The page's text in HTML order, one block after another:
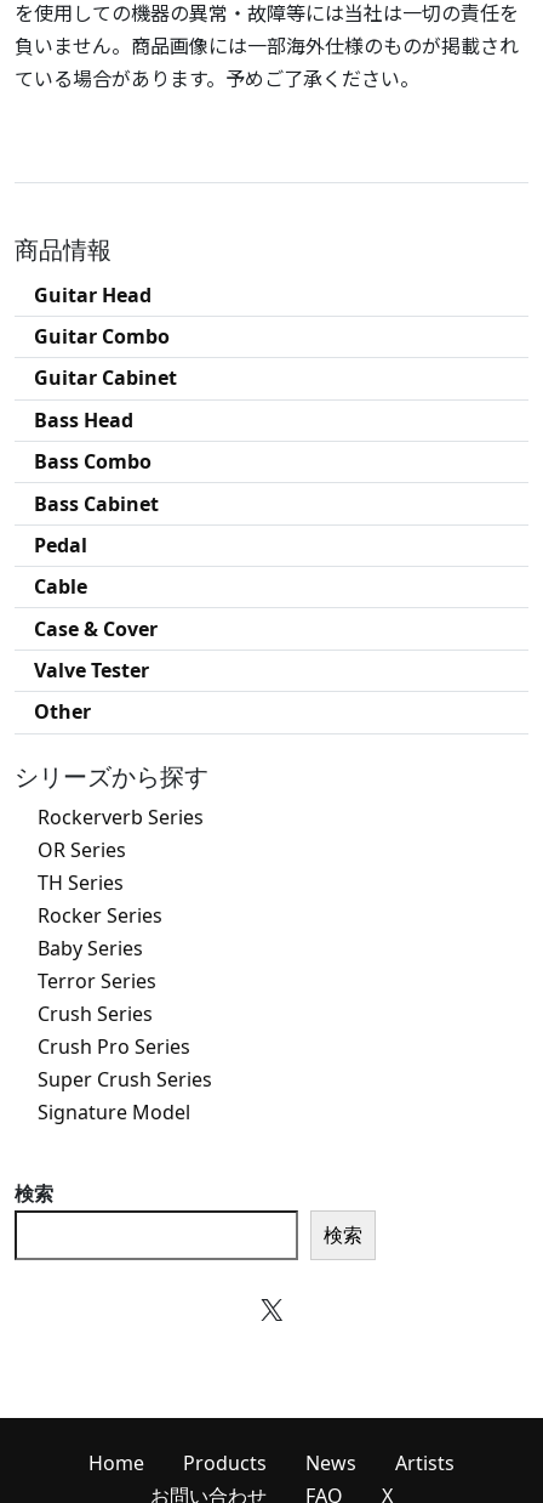
を使用しての機器の異常・故障等には当社は一切の責任を
負いません。商品画像には一部海外仕様のものが掲載され
ている場合があります。予めご了承ください。
商品情報
Guitar Head
Guitar Combo
Guitar Cabinet
Bass Head
Bass Combo
Bass Cabinet
Pedal
Cable
Case & Cover
Valve Tester
Other
シリーズから探す
Rockerverb Series
OR Series
TH Series
Rocker Series
Baby Series
Terror Series
Crush Series
Crush Pro Series
Super Crush Series
Signature Model
検索
検索
X
Home Products News
Artists
お問い合わせ
FAQ X